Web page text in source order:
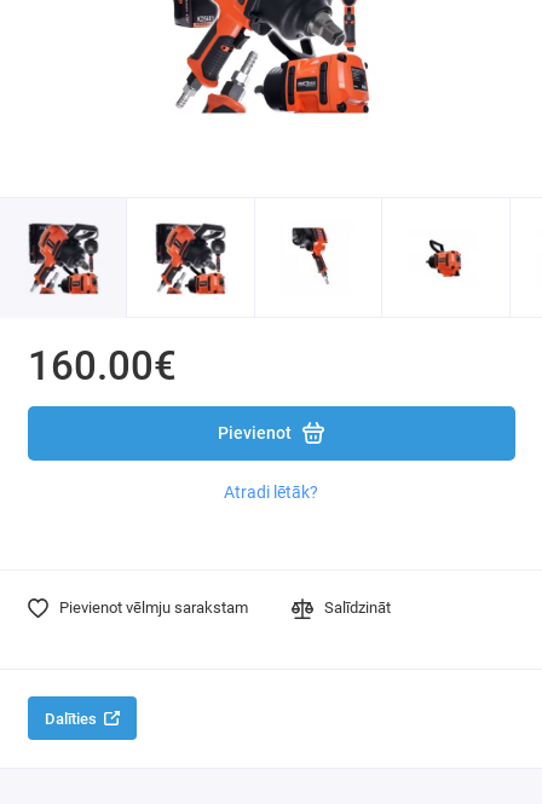
160.00€
Pievienot
Atradi lētāk?
Pievienot vēlmju sarakstam Salīdzināt
Dalīties